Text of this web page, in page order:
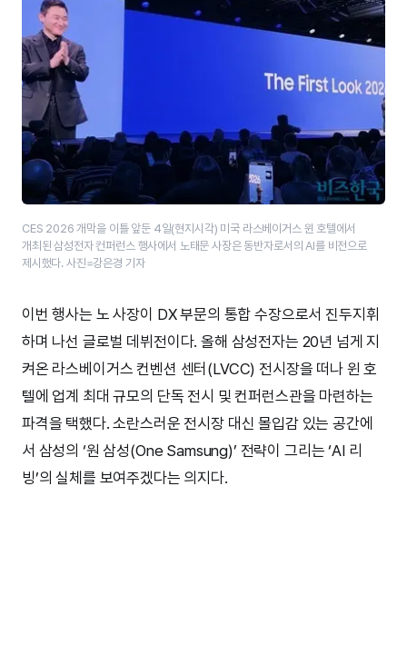
CES 2026 개막을 이틀 앞둔 4일(현지시각) 미국 라스베이거스 윈 호텔에서
개최된 삼성전자 컨퍼런스 행사에서 노태문 사장은 동반자로서의 AI를 비전으로
제시했다. 사진=강은경 기자
이번 행사는 노 사장이 DX 부문의 통합 수장으로서 진두지휘
하며 나선 글로벌 데뷔전이다. 올해 삼성전자는 20년 넘게 지
켜온 라스베이거스 컨벤션 센터(LVCC) 전시장을 떠나 윈 호
텔에 업계 최대 규모의 단독 전시 및 컨퍼런스관을 마련하는
파격을 택했다. 소란스러운 전시장 대신 몰입감 있는 공간에
서 삼성의 ‘원 삼성(One Samsung)’ 전략이 그리는 ‘AI 리
빙’의 실체를 보여주겠다는 의지다.